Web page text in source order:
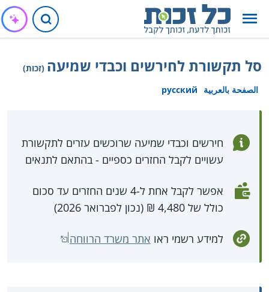
סל תקשורת לחירשים וכבדי שמיעה (זכות)
الصفحة بالعربية
русский
חירשים וכבדי שמיעה שרוכשים עזרים לתקשורת
עשויים לקבל החזרים כספיים - בהתאם לתנאים
אפשר לקבל אחת ל-4 שנים החזרים עד סכום
כולל של 4,480 ₪ (נכון לפברואר 2026)
למידע רשמי ראו אתר משרד הרווחה